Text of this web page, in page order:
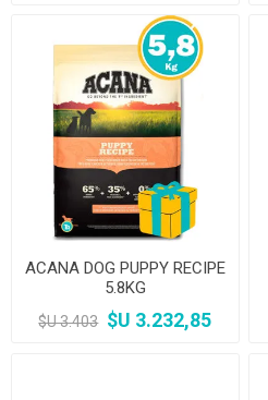
ACANA DOG PUPPY RECIPE
5.8KG
$U 3.403 $U 3.232,85